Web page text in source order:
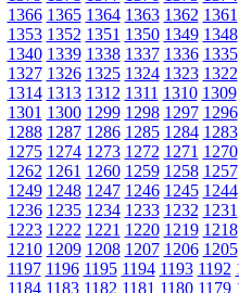
1366 1365 1364 1363 1362 1361
1353 1352 1351 1350 1349 1348
1340 1339 1338 1337 1336 1335
1327 1326 1325 1324 1323 1322
1314 1313 1312 1311 1310 1309
1301 1300 1299 1298 1297 1296
1288 1287 1286 1285 1284 1283
1275 1274 1273 1272 1271 1270
1262 1261 1260 1259 1258 1257
1249 1248 1247 1246 1245 1244
1236 1235 1234 1233 1232 1231
1223 1222 1221 1220 1219 1218
1210 1209 1208 1207 1206 1205
1197 1196 1195 1194 1193 1192
1184 1183 1182 1181 1180 1179